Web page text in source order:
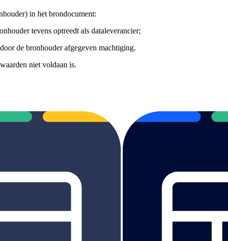
in het brondocument:
tevens optreedt als dataleverancier;
de bronhouder afgegeven machtiging.
niet voldaan is.